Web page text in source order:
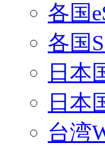
各国
各国
日本
日本
台湾